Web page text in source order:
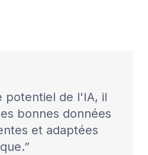
potentiel de l'IA, il
bonnes données
et adaptées